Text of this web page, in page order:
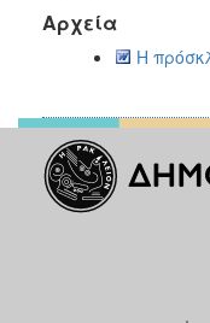
2015
2012
2011
2010
Αρχεία
Η